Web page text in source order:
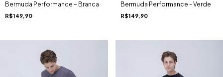
Bermuda Performance – Branca
R$149,90
Bermuda Performance - Verde
R$149,90